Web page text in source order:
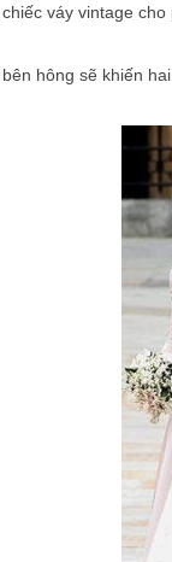
váy vintage
hông sẽ khiến